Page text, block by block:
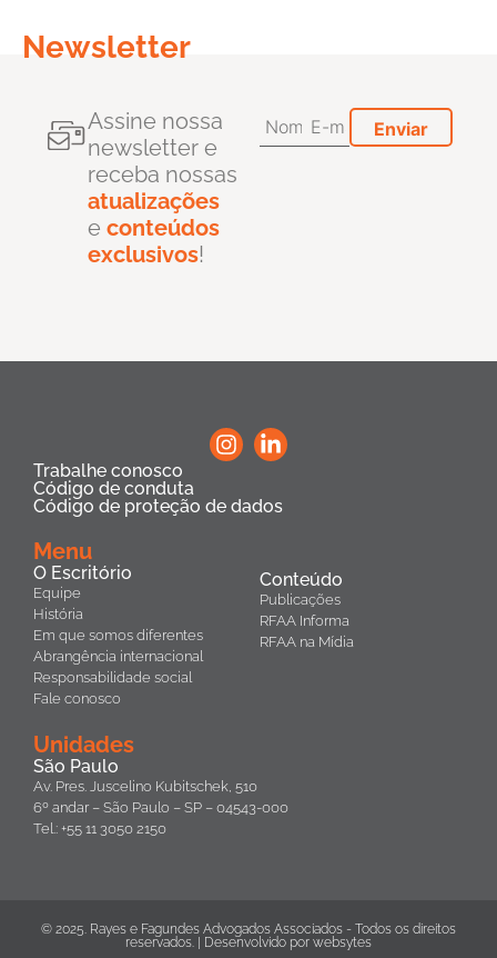
Newsletter
Assine nossa
newsletter e
receba nossas
atualizações
e conteúdos
exclusivos!
Trabalhe conosco
Código de conduta
Código de proteção de dados
Menu
O Escritório
Equipe
História
Em que somos diferentes
Abrangência internacional
Responsabilidade social
Fale conosco
Conteúdo
Publicações
RFAA Informa
RFAA na Mídia
Unidades
São Paulo
Av. Pres. Juscelino Kubitschek, 510
6º andar – São Paulo – SP – 04543-000
Tel.: +55 11 3050 2150
© 2025. Rayes e Fagundes Advogados Associados - Todos os direitos
reservados. | Desenvolvido por websytes